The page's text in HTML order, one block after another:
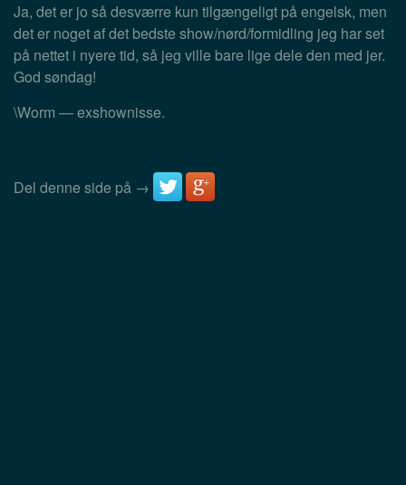
Ja, det er jo så desværre kun tilgængeligt på engelsk, men
det er noget af det bedste show/nørd/formidling jeg har set
på nettet i nyere tid, så jeg ville bare lige dele den med jer.
God søndag!
\Worm — exshownisse.
Del denne side på →